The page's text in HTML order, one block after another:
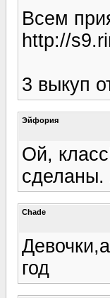
Всем
http://
3 выкуп
Эйфория
Ой,
сделаны.
Chade
год